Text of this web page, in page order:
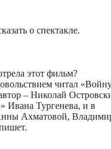
о спектакле.
этот фильм?
читал
– Николай
Ивана Тургенева, и в
Ахматовой,